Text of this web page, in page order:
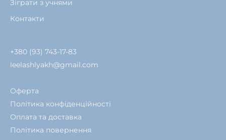
Зіграти з учнями
Контакти
+380 (93) 743-17-83
leelashlyakh@gmail.com
Оферта
Політика конфіденційності
Оплата та доставка
Політика повернення